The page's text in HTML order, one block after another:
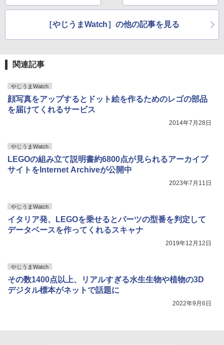
［やじうまWatch］の他の記事を見る
関連記事
やじうまWatch
顔写真をアップするとドット絵を作るためのレゴの部品
を届けてくれるサービス
2014年7月28日
やじうまWatch
LEGOの組み立て説明書約6800点が見られるアーカイブ
サイトをInternet Archiveが公開中
2023年7月11日
やじうまWatch
イタリア発、LEGOを乗せるとパーツの型番を判定して
データベースを作ってくれるスキャナ
2019年12月12日
やじうまWatch
その数1400点以上、リアルすぎる水生生物や植物の3D
デジタル標本がネットで話題に
2022年9月6日